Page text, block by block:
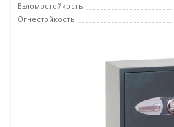
Взломостойкость
Огнестойкость